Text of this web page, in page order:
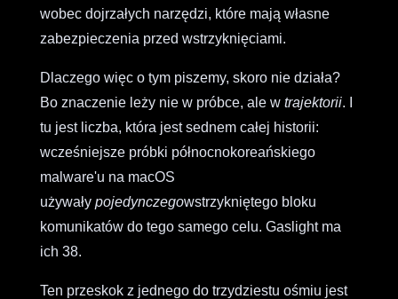
wobec dojrzałych narzędzi, które mają własne
zabezpieczenia przed wstrzyknięciami.
Dlaczego więc o tym piszemy, skoro nie działa?
Bo znaczenie leży nie w próbce, ale w trajektorii. I
tu jest liczba, która jest sednem całej historii:
wcześniejsze próbki północnokoreańskiego
malware'u na macOS
używały pojedynczegowstrzykniętego bloku
komunikatów do tego samego celu. Gaslight ma
ich 38.
Ten przeskok z jednego do trzydziestu ośmiu jest